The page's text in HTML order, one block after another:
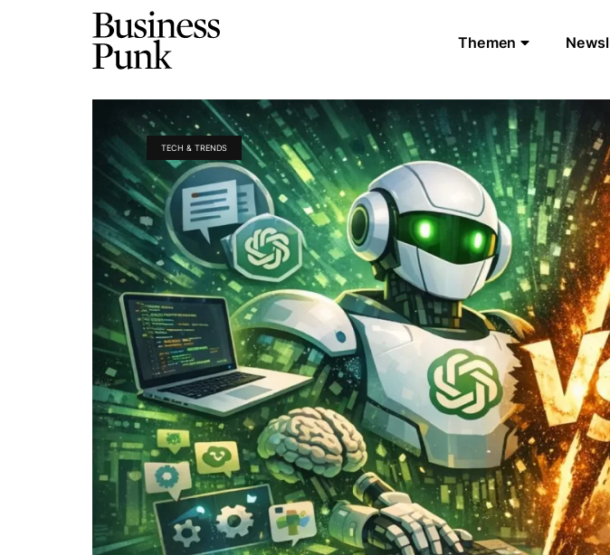
Themen
TECH & TRENDS